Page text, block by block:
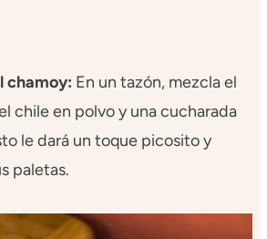
chamoy: En un tazón, mezcla el
chile en polvo y una cucharada
le dará un toque picosito y
paletas.